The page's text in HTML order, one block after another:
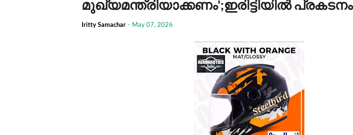
മുഖ്യമന്ത്രിയാക്കണം';ഇരിട്ടിയിൽ പ്രകടനം
Iritty Samachar - May 07, 2026